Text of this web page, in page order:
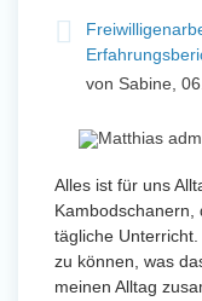
von Sabine,
Alles ist für uns
tägliche
zu können, was
meinen Alltag